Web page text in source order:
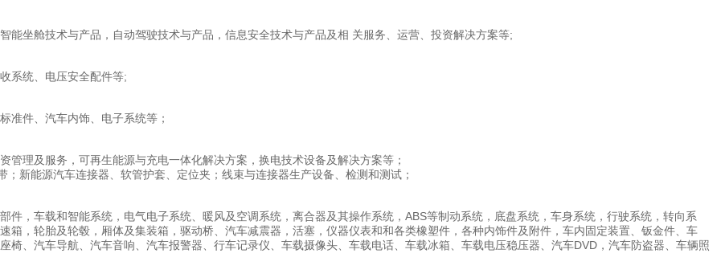
能坐舱技术与产品，自动驾驶技术与产品，信息安全技术与产品及相 关服务、运营、投资解决方案等;
系统、电压安全配件等;
准件、汽车内饰、电子系统等；
理及服务，可再生能源与充电一体化解决方案，换电技术设备及解决方案等；
新能源汽车连接器、软管护套、定位夹；线束与连接器生产设备、检测和测试；
，车载和智能系统，电气电子系统、暖风及空调系统，离合器及其操作系统，ABS等制动系统，底盘系统，车身系统，行驶系统，转向系
箱，轮胎及轮毂，厢体及集装箱，驱动桥、汽车减震器，活塞，仪器仪表和和各类橡塑件，各种内饰件及附件，车内固定装置、钣金件、车
椅、汽车导航、汽车音响、汽车报警器、行车记录仪、车载摄像头、车载电话、车载冰箱、车载电压稳压器、汽车DVD，汽车防盗器、车辆照